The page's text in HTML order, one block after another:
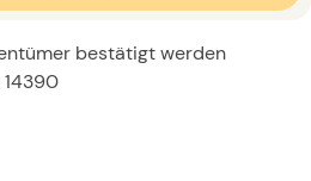
bestätigt werden
14390